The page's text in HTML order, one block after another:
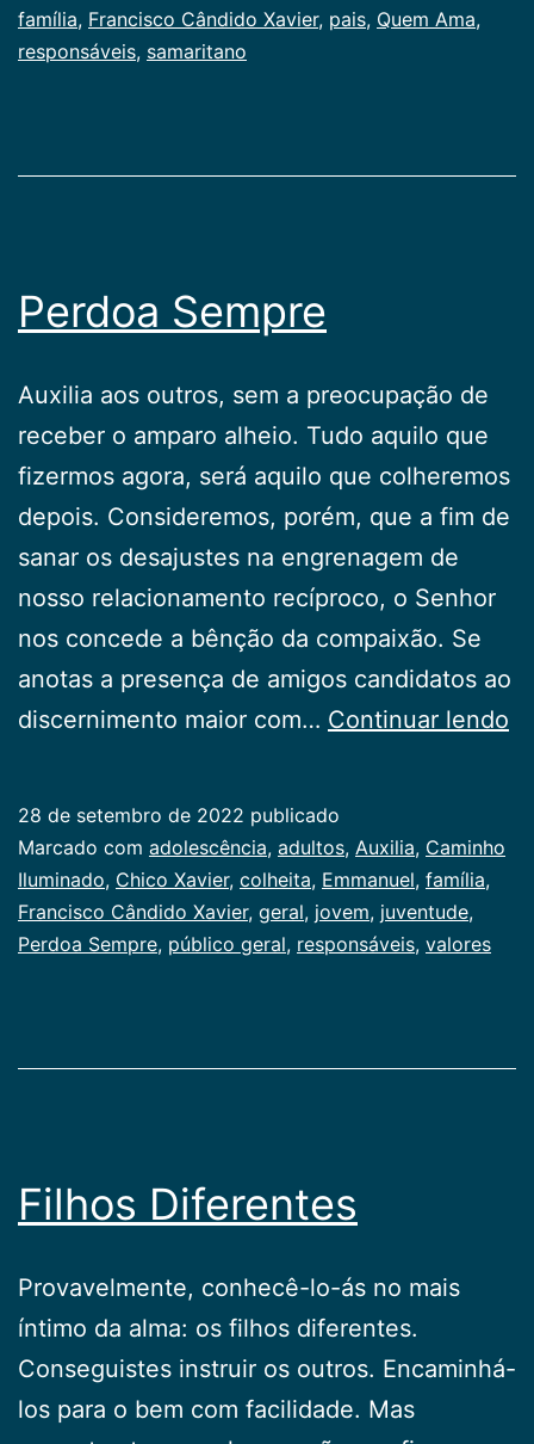
Publicogeral
família, Francisco Cândido Xavier, pais, Quem Ama,
responsáveis, samaritano
Perdoa Sempre
Auxilia aos outros, sem a preocupação de
receber o amparo alheio. Tudo aquilo que
fizermos agora, será aquilo que colheremos
depois. Consideremos, porém, que a fim de
sanar os desajustes na engrenagem de
nosso relacionamento recíproco, o Senhor
nos concede a bênção da compaixão. Se
anotas a presença de amigos candidatos ao
discernimento maior com… Continuar lendo
28 de setembro de 2022 publicado
Categorizado
como
Juventude ,
Publicogeral
Marcado com adolescência, adultos, Auxilia, Caminho
Iluminado, Chico Xavier, colheita, Emmanuel, família,
Francisco Cândido Xavier, geral, jovem, juventude,
Perdoa Sempre, público geral, responsáveis, valores
Filhos Diferentes
Provavelmente, conhecê-lo-ás no mais
íntimo da alma: os filhos diferentes.
Conseguistes instruir os outros. Encaminhá-
los para o bem com facilidade. Mas